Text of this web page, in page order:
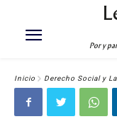
Por y
Inicio Derecho Social y